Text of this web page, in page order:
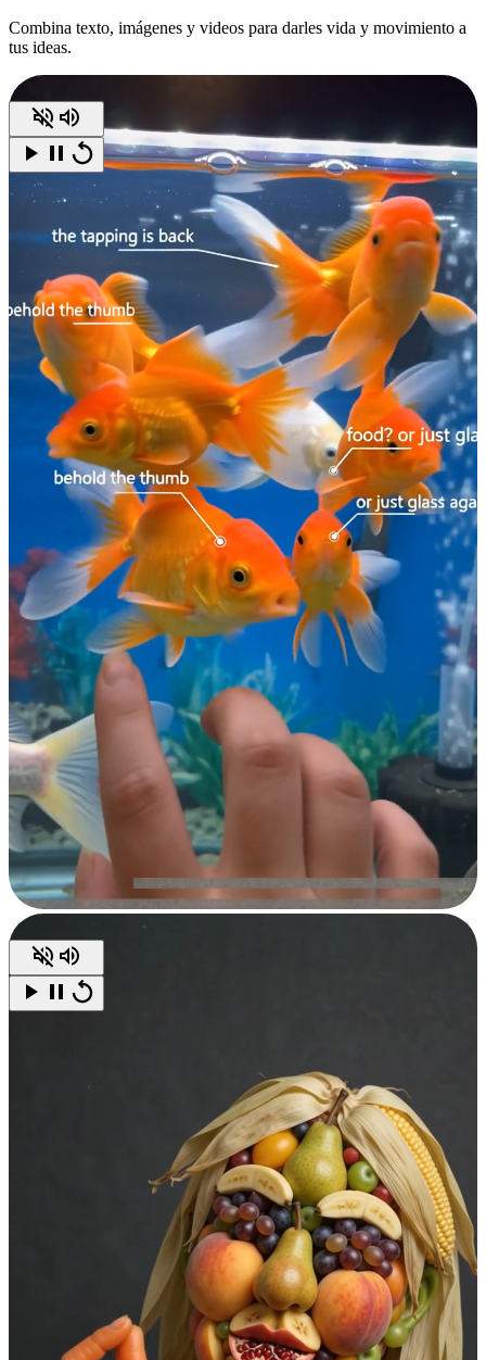
Combina texto, imágenes y videos para darles vida y movimiento a
tus ideas.